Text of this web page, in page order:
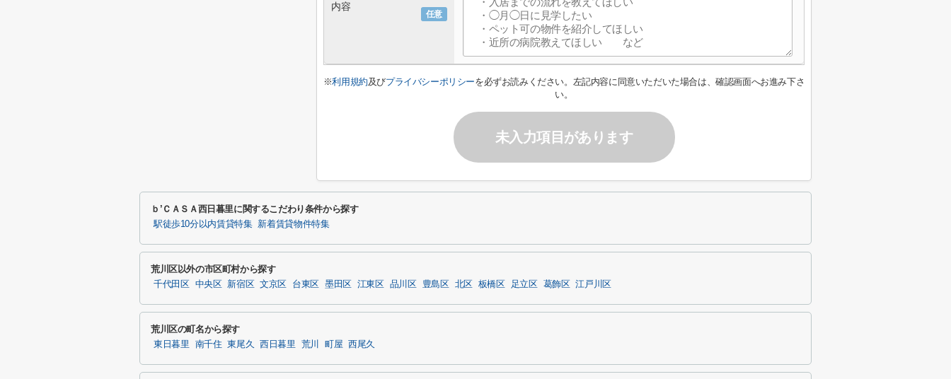
任意
内容
※利用規約及びプライバシーポリシーを必ずお読みください。左記内容に同意いただいた場合は、確認画面へお進み下さ
い。
未入力項目があります
ｂ’ＣＡＳＡ西日暮里に関するこだわり条件から探す
駅徒歩10分以内賃貸特集 新着賃貸物件特集
荒川区以外の市区町村から探す
千代田区 中央区 新宿区 文京区 台東区 墨田区 江東区 品川区 豊島区 北区 板橋区 足立区 葛飾区 江戸川区
荒川区の町名から探す
東日暮里 南千住 東尾久 西日暮里 荒川 町屋 西尾久